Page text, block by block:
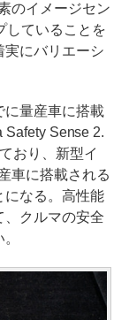
のイメージセン
していることを
実にバリエーシ
量産車に搭載
Safety Sense 2.
おり、新型イ
車に搭載される
になる。高性能
、クルマの安全